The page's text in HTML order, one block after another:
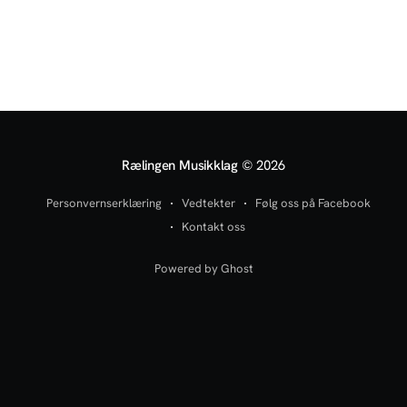
Rælingen Musikklag© 2026
Personvernserklæring Vedtekter
Følg oss på Facebook
Kontakt oss
Powered by Ghost